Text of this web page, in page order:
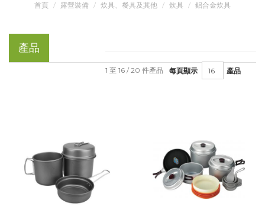
首頁 露營裝備 炊具、餐具及其他 炊具 鋁合金炊具
產品
每頁顯示 產品
1 至 16 / 20 件產品